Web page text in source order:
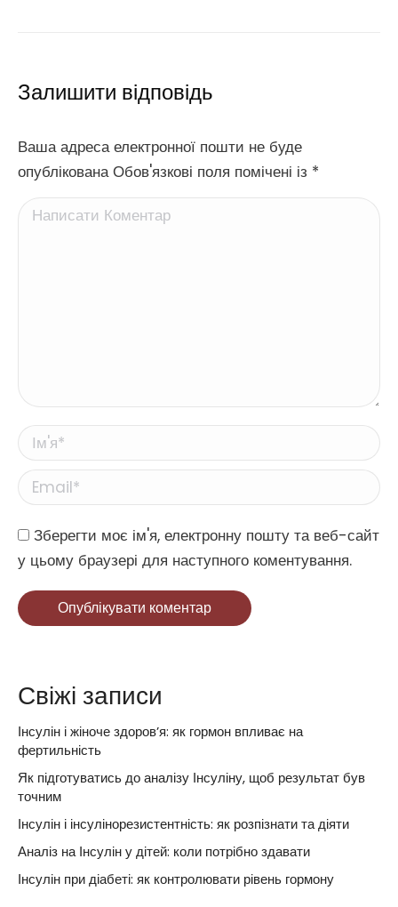
Залишити відповідь
Ваша адреса електронної пошти не буде
опублікована Обов'язкові поля помічені із *
Написати Коментар
Ім'я *
Email *
Website
Зберегти моє ім'я, електронну пошту та веб-сайт
у цьому браузері для наступного коментування.
Опублікувати коментар
Свіжі записи
Інсулін і жіноче здоров’я: як гормон впливає на
фертильність
Як підготуватись до аналізу Інсуліну, щоб результат був
точним
Інсулін і інсулінорезистентність: як розпізнати та діяти
Аналіз на Інсулін у дітей: коли потрібно здавати
Інсулін при діабеті: як контролювати рівень гормону